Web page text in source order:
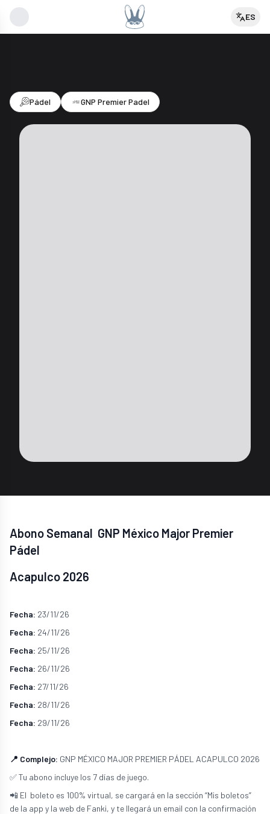
ES
Pádel GNP Premier Padel
Abono Semanal GNP México Major Premier
Pádel
Acapulco 2026
Fecha: 23/11/26
Fecha: 24/11/26
Fecha: 25/11/26
Fecha: 26/11/26
Fecha: 27/11/26
Fecha: 28/11/26
Fecha: 29/11/26
📍 Complejo: GNP MÉXICO MAJOR PREMIER PÁDEL ACAPULCO 2026
✅ Tu abono incluye los 7 días de juego.
📲 El boleto es 100% virtual, se cargará en la sección “Mis boletos”
de la app y la web de Fanki, y te llegará un email con la confirmación